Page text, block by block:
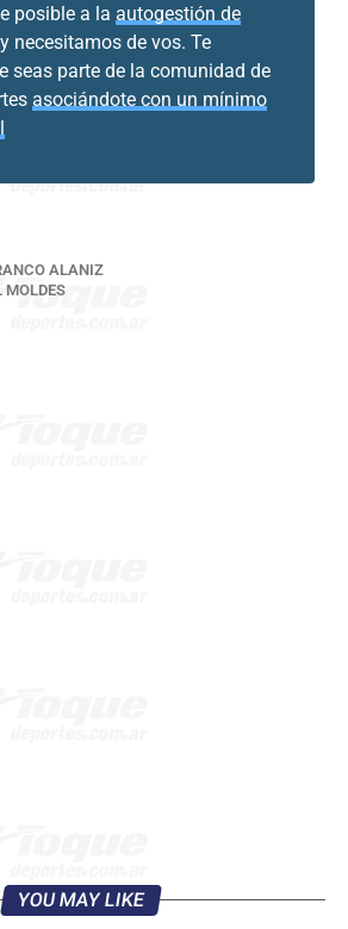
posible a la autogestión de
necesitamos de vos. Te
seas parte de la comunidad de
asociándote con un mínimo
ALANIZ
MOLDES
YOU MAY LIKE